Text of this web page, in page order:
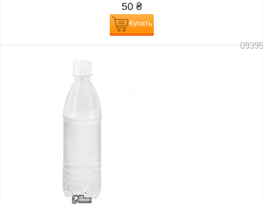
50 ₴
Купить